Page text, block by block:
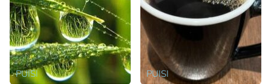
PUISI PUISI